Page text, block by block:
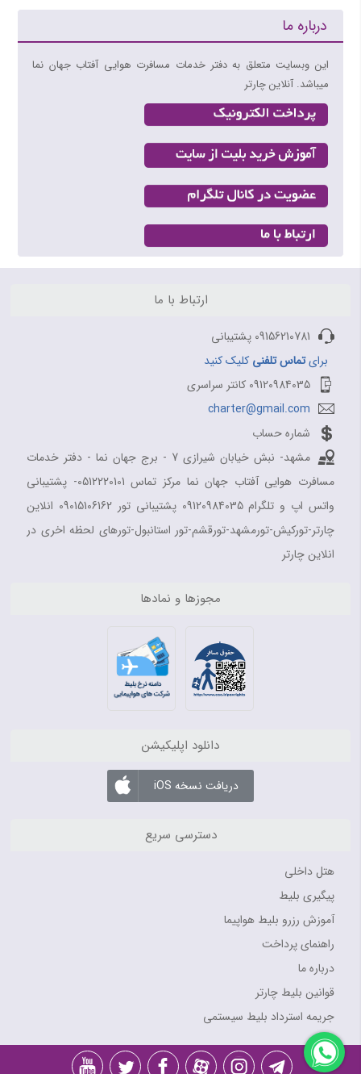
بلیط هواپیما کیش به اصفهان
بلیط هواپیما کیش به اهواز
بلیط هواپیما کیش به بندرعباس
بلیط هواپیما اهواز به تهران
بلیط هواپیما اهواز به مشهد
بلیط هواپیما اصفهان به تهران
بلیط هواپیما اصفهان به مشهد
بلیط هواپیما شیراز به تهران
بلیط هواپیما شیراز به مشهد
درباره ما
این وبسایت متعلق به دفتر خدمات مسافرت هوایی آفتاب جهان نما
میباشد. آنلاین چارتر
ارتباط با ما
09156210781 پشتیبانی
برایتماس تلفنی کلیک کنید
09120984035 کانتر سراسری
charter@gmail.com
شماره حساب
مشهد- نبش خیابان شیرازی 7 - برج جهان نما - دفتر خدمات
مسافرت هوایی آفتاب جهان نما مرکز تماس 0512220101- پشتیبانی
واتس اپ و تلگرام 09120984035 پشتیبانی تور 09015106162 انلاین
چارتر-تورکیش-تورمشهد-تورقشم-تور استانبول-تورهای لحظه اخری در
انلاین چارتر
مجوزها و نمادها
دانلود اپلیکیشن
دریافت نسخه iOS
دسترسی سریع
هتل داخلی
پیگیری بلیط
آموزش رزرو بلیط هواپیما
راهنمای پرداخت
درباره ما
قوانین بلیط چارتر
جریمه استرداد بلیط سیستمی